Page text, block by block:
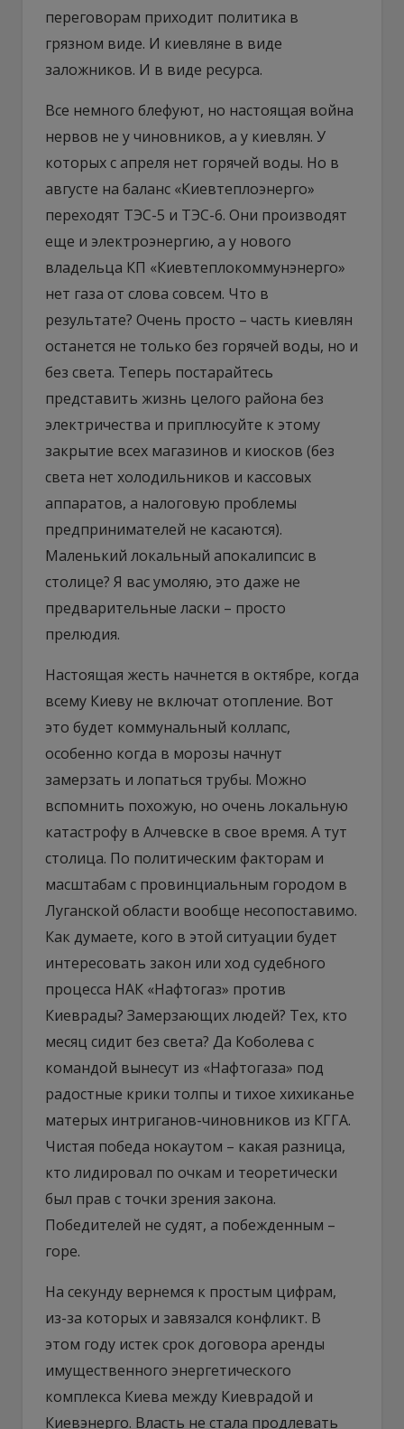
переговорам приходит политика в
грязном виде. И киевляне в виде
заложников. И в виде ресурса.
Все немного блефуют, но настоящая война
нервов не у чиновников, а у киевлян. У
которых с апреля нет горячей воды. Но в
августе на баланс «Киевтеплоэнерго»
переходят ТЭС-5 и ТЭС-6. Они производят
еще и электроэнергию, а у нового
владельца КП «Киевтеплокоммунэнерго»
нет газа от слова совсем. Что в
результате? Очень просто – часть киевлян
останется не только без горячей воды, но и
без света. Теперь постарайтесь
представить жизнь целого района без
электричества и приплюсуйте к этому
закрытие всех магазинов и киосков (без
света нет холодильников и кассовых
аппаратов, а налоговую проблемы
предпринимателей не касаются).
Маленький локальный апокалипсис в
столице? Я вас умоляю, это даже не
предварительные ласки – просто
прелюдия.
Настоящая жесть начнется в октябре, когда
всему Киеву не включат отопление. Вот
это будет коммунальный коллапс,
особенно когда в морозы начнут
замерзать и лопаться трубы. Можно
вспомнить похожую, но очень локальную
катастрофу в Алчевске в свое время. А тут
столица. По политическим факторам и
масштабам с провинциальным городом в
Луганской области вообще несопоставимо.
Как думаете, кого в этой ситуации будет
интересовать закон или ход судебного
процесса НАК «Нафтогаз» против
Киеврады? Замерзающих людей? Тех, кто
месяц сидит без света? Да Коболева с
командой вынесут из «Нафтогаза» под
радостные крики толпы и тихое хихиканье
матерых интриганов-чиновников из КГГА.
Чистая победа нокаутом – какая разница,
кто лидировал по очкам и теоретически
был прав с точки зрения закона.
Победителей не судят, а побежденным –
горе.
На секунду вернемся к простым цифрам,
из-за которых и завязался конфликт. В
этом году истек срок договора аренды
имущественного энергетического
комплекса Киева между Киеврадой и
Киевэнерго. Власть не стала продлевать